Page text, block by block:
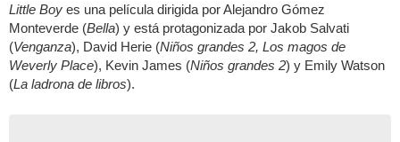
Little Boy es una película dirigida por Alejandro Gómez
Monteverde (Bella) y está protagonizada por Jakob Salvati
(Venganza), David Herie (Niños grandes 2, Los magos de
Weverly Place), Kevin James (Niños grandes 2) y Emily Watson
(La ladrona de libros).